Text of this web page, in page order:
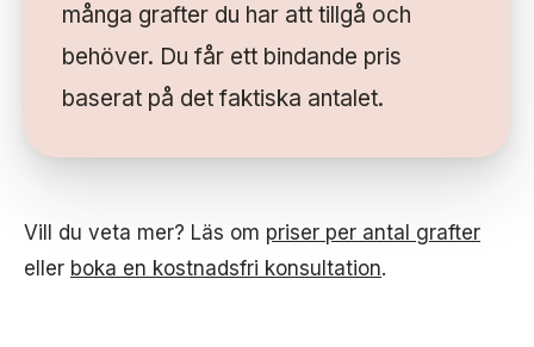
många grafter du har att tillgå och
behöver. Du får ett bindande pris
baserat på det faktiska antalet.
Vill du veta mer? Läs om priser per antal grafter
eller boka en kostnadsfri konsultation.